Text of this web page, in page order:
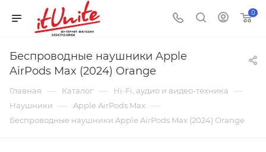
0
Беспроводные наушники Apple
AirPods Max (2024) Orange
Главная — Каталог — Hi-Fi, аудио и видео-техника —
Наушники — Apple AirPods Max —
Беспроводные наушники Apple AirPods Max (2024) Orange